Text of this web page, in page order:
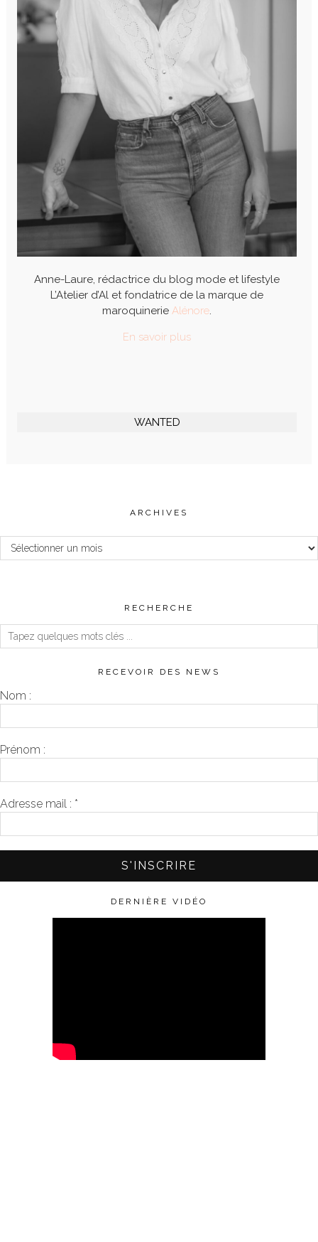
Anne-Laure, rédactrice du blog mode et lifestyle
L’Atelier d’Al et fondatrice de la marque de
maroquinerie Alénore.
En savoir plus
WANTED
ARCHIVES
Archives
RECHERCHE
RECEVOIR DES NEWS
Nom :
Prénom :
Adresse mail : *
DERNIÈRE VIDÉO